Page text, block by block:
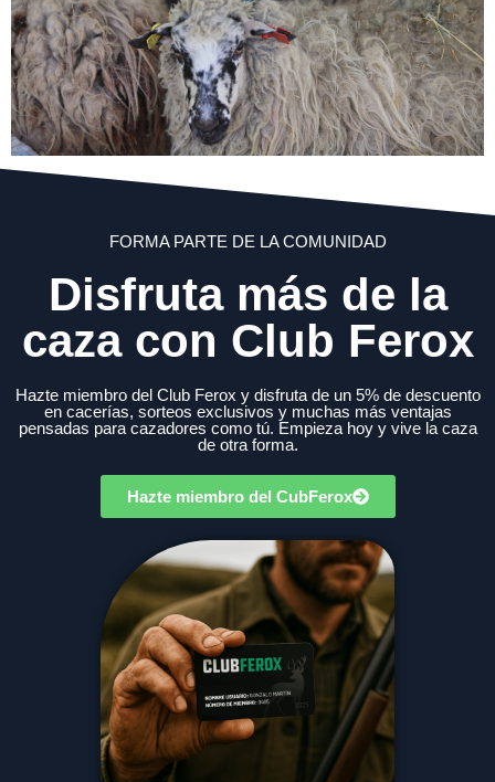
FORMA PARTE DE LA COMUNIDAD
Disfruta más de la
caza con Club Ferox
Hazte miembro del Club Ferox y disfruta de un 5% de descuento
en cacerías, sorteos exclusivos y muchas más ventajas
pensadas para cazadores como tú. Empieza hoy y vive la caza
de otra forma.
Hazte miembro del CubFerox